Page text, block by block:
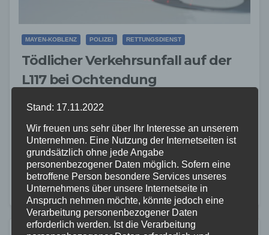
MAYEN-KOBLENZ POLIZEI RETTUNGSDIENST
Tödlicher Verkehrsunfall auf der
L117 bei Ochtendung
27. JUNI 2024
117 in der Gemarkung Ochtendung zu einem
schweren Verkehrsunfall mit Verletzten. Ein 42-
jähriger Motorradfahrer aus der Verbandsgemeinde
Pellenz fuhr in Richtung…
Stand: 17.11.2022
Wir freuen uns sehr über Ihr Interesse an unserem
Unternehmen. Eine Nutzung der Internetseiten ist
grundsätzlich ohne jede Angabe
personenbezogener Daten möglich. Sofern eine
betroffene Person besondere Services unseres
Unternehmens über unsere Internetseite in
Anspruch nehmen möchte, könnte jedoch eine
Verarbeitung personenbezogener Daten
erforderlich werden. Ist die Verarbeitung